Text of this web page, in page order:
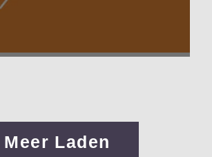
Meer Laden